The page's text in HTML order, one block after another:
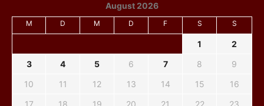
August 2026
M D M D F S S
1
2
3
4 5 6 7 8
9
10
11 12 13 14 15
16